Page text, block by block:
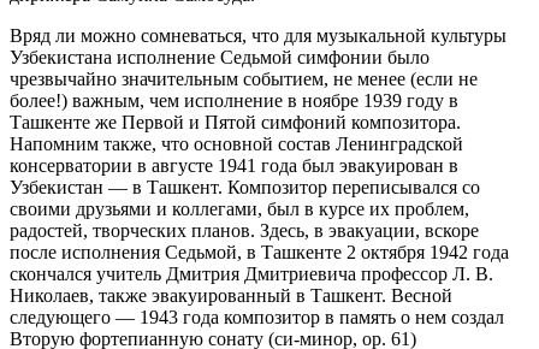
Вряд ли можно сомневаться, что для музыкальной культуры
Узбекистана исполнение Седьмой симфонии было
чрезвычайно значительным событием, не менее (если не
более!) важным, чем исполнение в ноябре 1939 году в
Ташкенте же Первой и Пятой симфоний композитора.
Напомним также, что основной состав Ленинградской
консерватории в августе 1941 года был эвакуирован в
Узбекистан — в Ташкент. Композитор переписывался со
своими друзьями и коллегами, был в курсе их проблем,
радостей, творческих планов. Здесь, в эвакуации, вскоре
после исполнения Седьмой, в Ташкенте 2 октября 1942 года
скончался учитель Дмитрия Дмитриевича профессор Л. В.
Николаев, также эвакуированный в Ташкент. Весной
следующего — 1943 года композитор в память о нем создал
Вторую фортепианную сонату (си-минор, ор. 61)